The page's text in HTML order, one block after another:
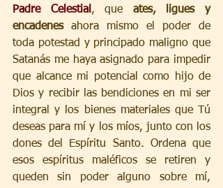
Padre Celestial, que ates, ligues y
encadenes ahora mismo el poder de
toda potestad y principado maligno que
Satanás me haya asignado para impedir
que alcance mi potencial como hijo de
Dios y recibir las bendiciones en mi ser
integral y los bienes materiales que Tú
deseas para mí y los míos, junto con los
dones del Espíritu Santo. Ordena que
esos espíritus maléficos se retiren y
queden sin poder alguno sobre mí,